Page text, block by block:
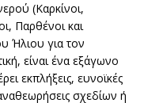
(Καρκίνοι,
Παρθένοι και
Ήλιου για τον
είναι ένα εξάγωνο
εκπλήξεις, ευνοϊκές
σχεδίων ή